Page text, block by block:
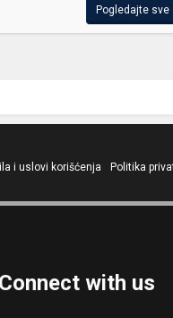
Pogledajte
i uslovi korišćenja Politika
Connect with us